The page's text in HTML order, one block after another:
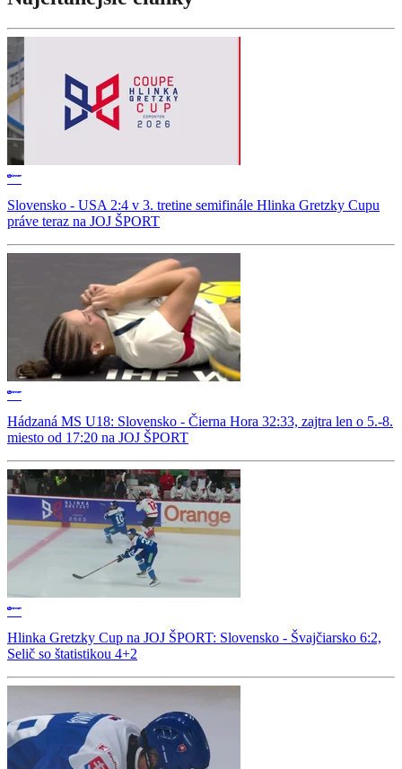
Slovensko - USA 2:4 v 3. tretine semifinále Hlinka Gretzky Cupu
práve teraz na JOJ ŠPORT
Hádzaná MS U18: Slovensko - Čierna Hora 32:33, zajtra len o 5.-8.
miesto od 17:20 na JOJ ŠPORT
Hlinka Gretzky Cup na JOJ ŠPORT: Slovensko - Švajčiarsko 6:2,
Selič so štatistikou 4+2